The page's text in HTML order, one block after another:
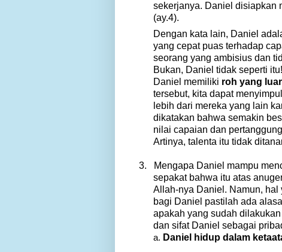
sekerjanya. Daniel disiapkan
(ay.4).
Dengan kata lain, Daniel
yang cepat puas terhadap
seorang yang ambisius dan
Bukan, Daniel tidak seperti
Daniel memiliki roh yang
tersebut, kita dapat
lebih dari mereka yang lain
dikatakan bahwa semakin
nilai capaian dan
Artinya, talenta itu tidak
3.
Mengapa Daniel mampu
sepakat bahwa itu atas
Allah-nya Daniel. Namun,
bagi Daniel pastilah ada
apakah yang sudah
dan sifat Daniel sebagai
Daniel hidup dalam